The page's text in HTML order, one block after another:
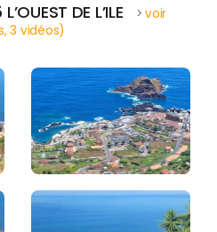
DE L’ILE >voir
3 vidéos)